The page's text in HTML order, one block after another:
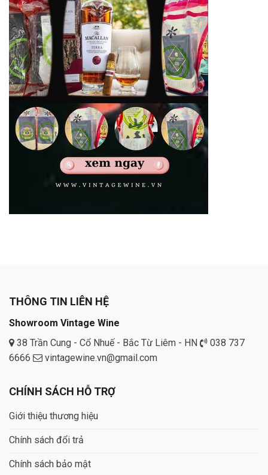
THÔNG TIN LIÊN HỆ
Showroom Vintage Wine
38 Trần Cung - Cổ Nhuế - Bắc Từ Liêm - HN
038 737
6666
vintagewine.vn@gmail.com
CHÍNH SÁCH HỖ TRỢ
Giới thiệu thương hiệu
Chính sách đổi trả
Chính sách bảo mật